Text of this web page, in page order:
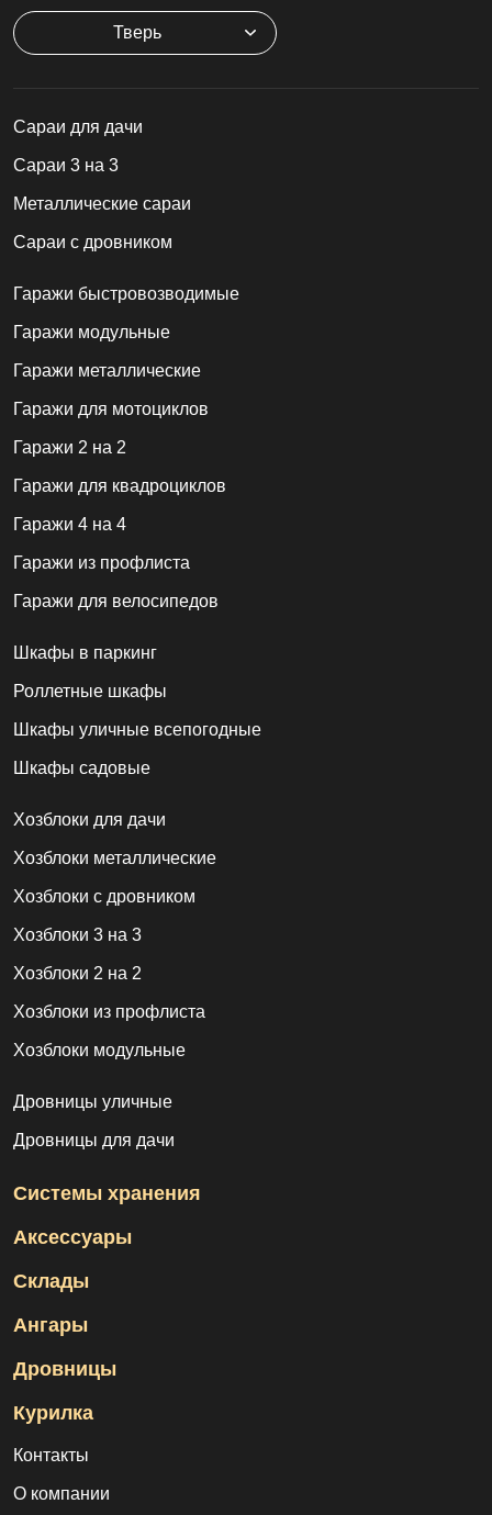
Тверь
Cараи для дачи
Сараи 3 на 3
Металлические сараи
Сараи с дровником
Гаражи быстровозводимые
Гаражи модульные
Гаражи металлические
Гаражи для мотоциклов
Гаражи 2 на 2
Гаражи для квадроциклов
Гаражи 4 на 4
Гаражи из профлиста
Гаражи для велосипедов
Шкафы в паркинг
Роллетные шкафы
Шкафы уличные всепогодные
Шкафы садовые
Хозблоки для дачи
Хозблоки металлические
Хозблоки с дровником
Хозблоки 3 на 3
Хозблоки 2 на 2
Хозблоки из профлиста
Хозблоки модульные
Дровницы уличные
Дровницы для дачи
Системы хранения
Аксессуары
Склады
Ангары
Дровницы
Курилка
Контакты
О компании